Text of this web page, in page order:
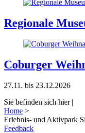
Regionale
Coburger
27.11. bis 23.12.2026
Sie befinden sich hier |
Home >
Erlebnis- und Aktivpark
Feedback